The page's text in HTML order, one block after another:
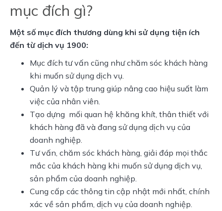
mục đích gì?
Một số mục đích thương dùng khi sử dụng tiện ích
đến từ dịch vụ 1900:
Mục đích tư vấn cũng như chăm sóc khách hàng
khi muốn sử dụng dịch vụ.
Quản lý và tập trung giúp nâng cao hiệu suất làm
việc của nhân viên.
Tạo dựng mối quan hệ khăng khít, thân thiết với
khách hàng đã và đang sử dụng dịch vụ của
doanh nghiệp.
Tư vấn, chăm sóc khách hàng, giải đáp mọi thắc
mắc của khách hàng khi muốn sử dụng dịch vụ,
sản phẩm của doanh nghiệp.
Cung cấp các thông tin cập nhật mới nhất, chính
xác về sản phẩm, dịch vụ của doanh nghiệp.